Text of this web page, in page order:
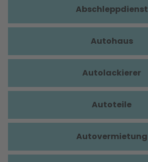
Abschleppdienst
Autohaus
Autolackierer
Autoteile
Autovermietung